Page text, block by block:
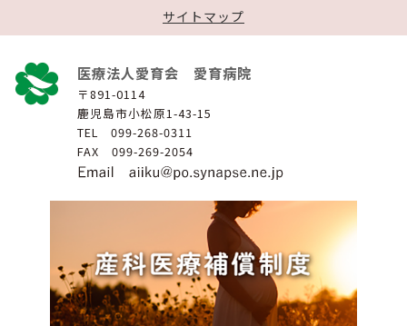
サイトマップ
医療法人愛育会 愛育病院
〒891-0114
鹿児島市小松原1-43-15
TEL 099-268-0311
FAX 099-269-2054